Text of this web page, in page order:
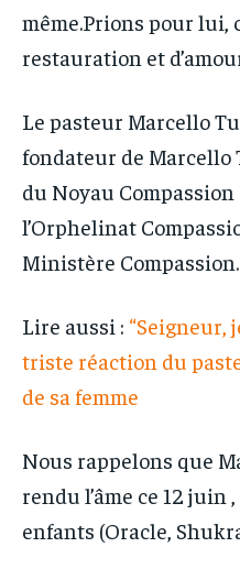
même.Prions pour lui,
restauration et
Le pasteur Marcello
fondateur de
du Noyau
l’Orphelinat
Ministère Compassion.
Lire aussi : “Seigneur,
triste réaction du
de sa femme
Nous rappelons que
rendu l’âme ce 12
enfants (Oracle,